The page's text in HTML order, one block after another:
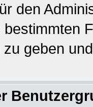
den
geben